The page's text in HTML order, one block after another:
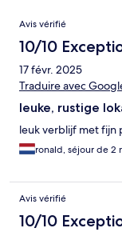
Avis
Avis vérifié
10/10
17 févr. 2025
Traduire avec
leuke, rustige
leuk verblijf met fijn
ronald, séjour de 2
Avis vérifié
10/10